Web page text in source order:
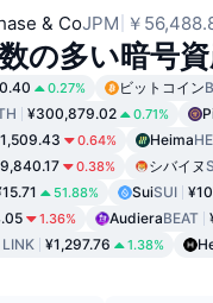
& CoJPM ￥
の多い暗号
0.27% ビットコイン
¥300,879.02 0.71%
0.64% Heima
0.38% シバイヌ
51.88% SuiSUI
1.36% AudieraBEAT
LINK ¥1,297.76 1.38%